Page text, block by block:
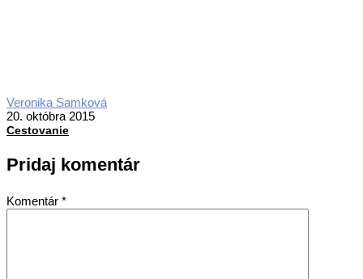
2015-
10-
20
Veronika Samková
20. októbra 2015
Cestovanie
Pridaj komentár
Komentár *